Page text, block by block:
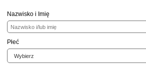
Nazwisko i Imię
Płeć